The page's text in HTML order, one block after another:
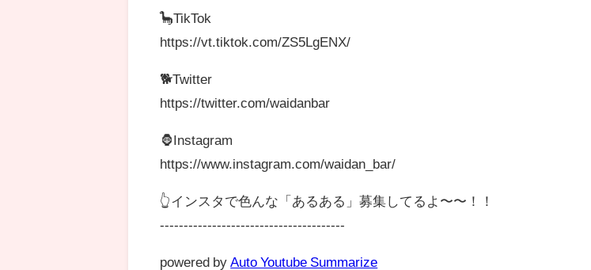
🦕TikTok
https://vt.tiktok.com/ZS5LgENX/
🐕Twitter
https://twitter.com/waidanbar
🦍Instagram
https://www.instagram.com/waidan_bar/
👆インスタで色んな「あるある」募集してるよ〜〜！！
---------------------------------------
powered by Auto Youtube Summarize